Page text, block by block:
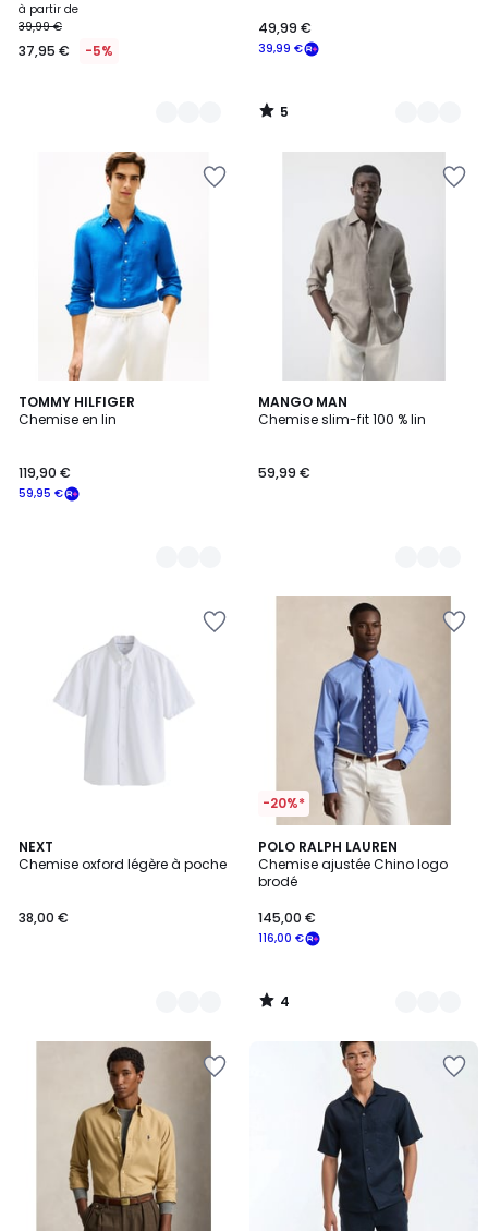
à partir de
39,99 €
37,95 € -5% 39,99 €
49,99 €
5
/
TOMMY HILFIGER
Chemise en lin
59,95 €
119,90 €
5
Couleurs
MANGO MAN
Chemise slim-fit 100 % lin
59,99 €
7
Couleurs
NEXT
Chemise oxford légère à poche
38,00 €
3
Couleurs
-20%*
POLO RALPH LAUREN
Chemise ajustée Chino logo
brodé
116,00 €
145,00 €
4
/
5
2
Couleurs
4
/